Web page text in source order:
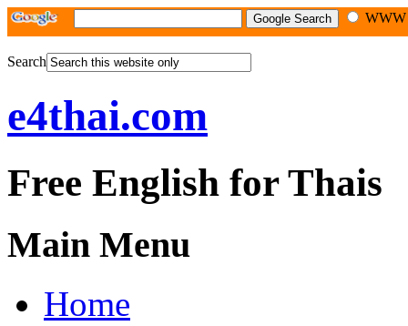
Search
e4thai.com
Free English for Thais
Main Menu
Home